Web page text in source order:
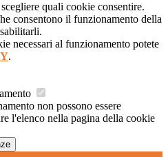
quali cookie consentire.
consentono il funzionamento della
necessari al funzionamento potete
.
non possono essere
l'elenco nella pagina della cookie